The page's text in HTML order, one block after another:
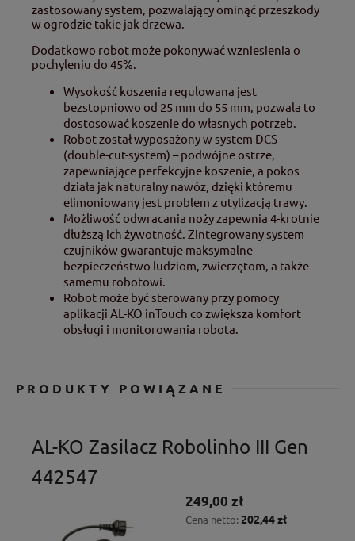
zastosowany system, pozwalający ominąć przeszkody
w ogrodzie takie jak drzewa.
Dodatkowo robot może pokonywać wzniesienia o
pochyleniu do 45%.
Wysokość koszenia regulowana jest
bezstopniowo od 25 mm do 55 mm, pozwala to
dostosować koszenie do własnych potrzeb.
Robot został wyposażony w system DCS
(double-cut-system) – podwójne ostrze,
zapewniające perfekcyjne koszenie, a pokos
działa jak naturalny nawóz, dzięki któremu
elimoniowany jest problem z utylizacją trawy.
Możliwość odwracania noży zapewnia 4-krotnie
dłuższą ich żywotność. Zintegrowany system
czujników gwarantuje maksymalne
bezpieczeństwo ludziom, zwierzętom, a także
samemu robotowi.
Robot może być sterowany przy pomocy
aplikacji AL-KO inTouch co zwiększa komfort
obsługi i monitorowania robota.
PRODUKTY POWIĄZANE
AL-KO Zasilacz Robolinho III Gen
442547
249,00 zł
Cena netto: 202,44 zł